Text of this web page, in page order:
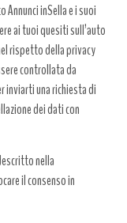
inSella e i suoi
ai tuoi quesiti sull’auto
rispetto della privacy
controllata da
inviarti una richiesta di
dei dati con
nella
il consenso in